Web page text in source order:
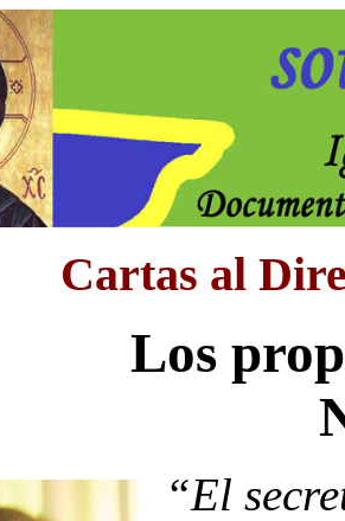
Cartas al
Los
“El